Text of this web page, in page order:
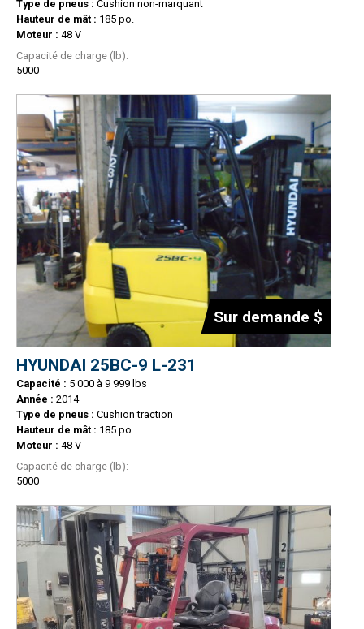
Type de pneus : Cushion non-marquant
Hauteur de mât : 185 po.
Moteur : 48 V
Capacité de charge (lb):
5000
Sur demande $
HYUNDAI 25BC-9 L-231
Capacité : 5 000 à 9 999 lbs
Année : 2014
Type de pneus : Cushion traction
Hauteur de mât : 185 po.
Moteur : 48 V
Capacité de charge (lb):
5000